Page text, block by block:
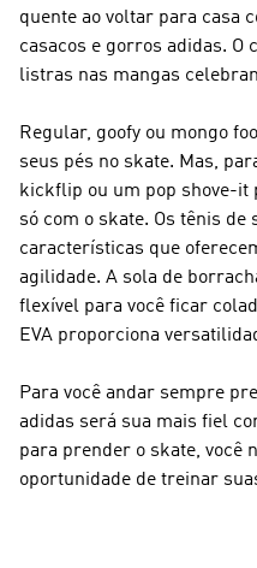
quente ao voltar para casa
casacos e gorros adidas. O
listras nas mangas
Regular, goofy ou mongo
seus pés no skate. Mas,
kickflip ou um pop shove-it
só com o skate. Os tênis de
características que
agilidade. A sola de
flexível para você ficar
EVA proporciona
Para você andar sempre
adidas será sua mais fiel
para prender o skate, você
oportunidade de treinar